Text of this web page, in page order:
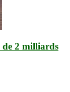
2 milliards